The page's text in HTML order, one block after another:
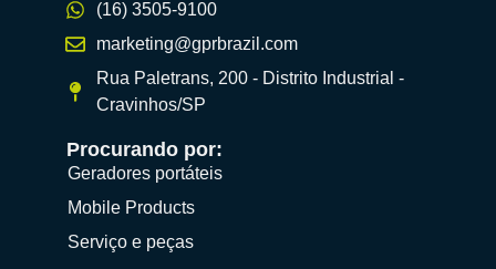
(16) 3505-9100
marketing@gprbrazil.com
Rua Paletrans, 200 - Distrito Industrial -
Cravinhos/SP
Procurando por:
Geradores portáteis
Mobile Products
Serviço e peças